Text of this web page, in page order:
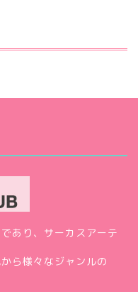
あり、サーカスアーテ
ら様々なジャンルの